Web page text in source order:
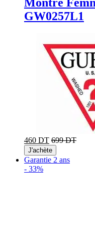
Montre
GW0257L1
460 DT 699 DT
J'achète
Garantie 2 ans
- 33%